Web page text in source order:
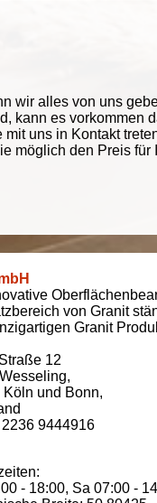
wir alles von uns
kann es vorkommen
mit uns in Kontakt
möglich den Preis für
von Granit
Granit
12
Wesseling,
Köln und Bonn,
9444916
- 18:00, Sa 07:00 -